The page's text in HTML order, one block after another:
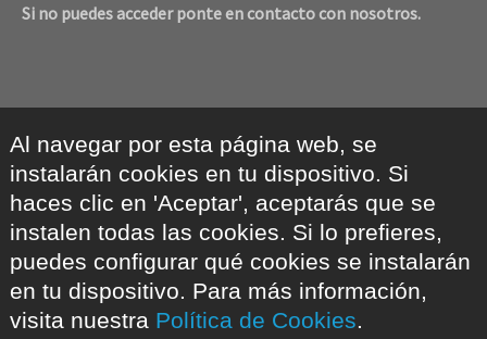
Si no puedes acceder ponte en contacto con nosotros.
Al navegar por esta página web, se
instalarán cookies en tu dispositivo. Si
haces clic en 'Aceptar', aceptarás que se
instalen todas las cookies. Si lo prefieres,
puedes configurar qué cookies se instalarán
en tu dispositivo. Para más información,
visita nuestra Política de Cookies.